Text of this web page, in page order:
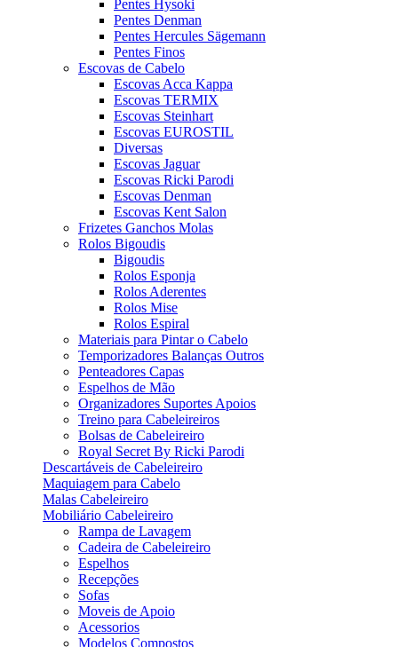
Pentes Hysoki
Pentes Denman
Pentes Hercules Sägemann
Pentes Finos
Escovas de Cabelo
Escovas Acca Kappa
Escovas TERMIX
Escovas Steinhart
Escovas EUROSTIL
Diversas
Escovas Jaguar
Escovas Ricki Parodi
Escovas Denman
Escovas Kent Salon
Frizetes Ganchos Molas
Rolos Bigoudis
Bigoudis
Rolos Esponja
Rolos Aderentes
Rolos Mise
Rolos Espiral
Materiais para Pintar o Cabelo
Temporizadores Balanças Outros
Penteadores Capas
Espelhos de Mão
Organizadores Suportes Apoios
Treino para Cabeleireiros
Bolsas de Cabeleireiro
Royal Secret By Ricki Parodi
Descartáveis de Cabeleireiro
Maquiagem para Cabelo
Malas Cabeleireiro
Mobiliário Cabeleireiro
Rampa de Lavagem
Cadeira de Cabeleireiro
Espelhos
Recepções
Sofas
Moveis de Apoio
Acessorios
Modelos Compostos